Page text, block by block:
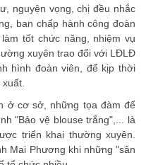
nguyện vọng, chị đều nhắc
ban chấp hành công đoàn
tốt chức năng, nhiệm vụ
xuyên trao đổi với LĐLĐ
hình đoàn viên, để kịp thời
ở cơ sở, những tọa đàm để
"Bảo vệ blouse trắng",... là
triển khai thường xuyên.
Mai Phương khi những "sân